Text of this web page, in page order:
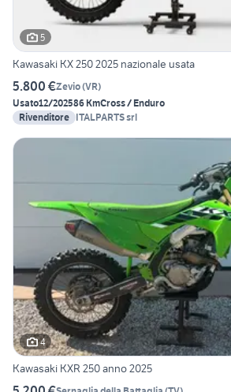
5
Kawasaki KX 250 2025 nazionale usata
5.800 €Zevio(VR)
Usato12/202586 KmCross / Enduro
Rivenditore ITALPARTS srl
4
Kawasaki KXR 250 anno 2025